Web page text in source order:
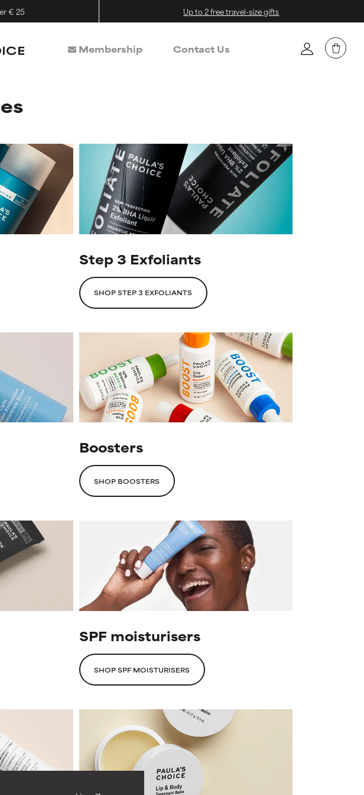
€ 25 Up to 2 free travel-size gifts
Membership Contact Us
Step 3 Exfoliants
SHOP STEP 3 EXFOLIANTS
Boosters
SHOP BOOSTERS
SPF moisturisers
SHOP SPF MOISTURISERS